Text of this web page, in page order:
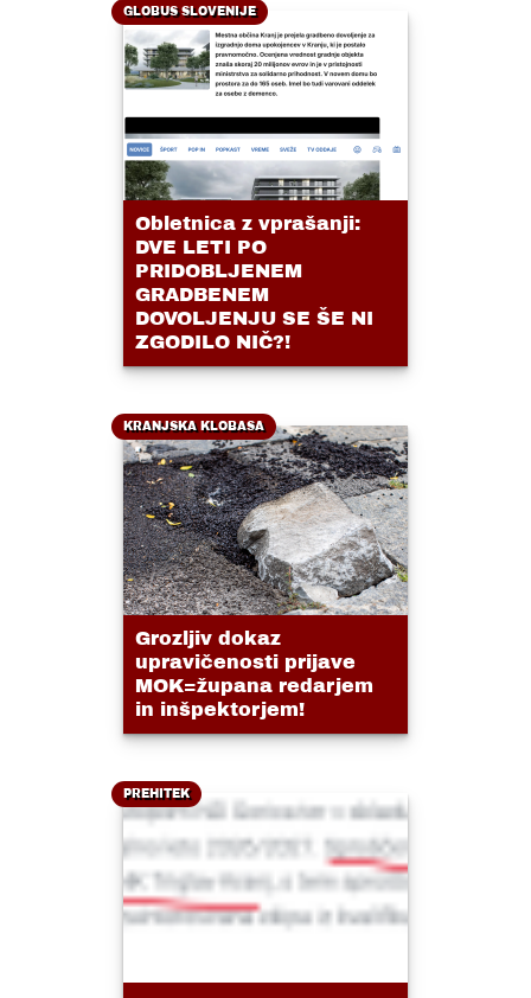
GLOBUS SLOVENIJE
Obletnica z vprašanji:
DVE LETI PO
PRIDOBLJENEM
GRADBENEM
DOVOLJENJU SE ŠE NI
ZGODILO NIČ?!
KRANJSKA KLOBASA
Grozljiv dokaz
upravičenosti prijave
MOK=župana redarjem
in inšpektorjem!
PREHITEK